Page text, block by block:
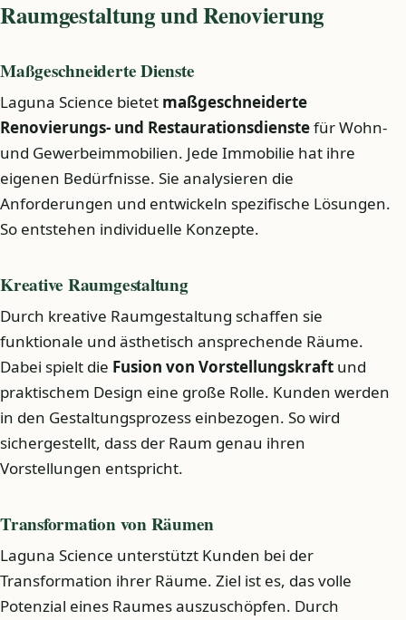
Raumgestaltung und Renovierung
Maßgeschneiderte Dienste
Laguna Science bietet maßgeschneiderte
Renovierungs- und Restaurationsdienstefür Wohn-
und Gewerbeimmobilien. Jede Immobilie hat ihre
eigenen Bedürfnisse. Sie analysieren die
Anforderungen und entwickeln spezifische Lösungen.
So entstehen individuelle Konzepte.
Kreative Raumgestaltung
Durch kreative Raumgestaltung schaffen sie
funktionale und ästhetisch ansprechende Räume.
Dabei spielt die Fusion von Vorstellungskraft und
praktischem Design eine große Rolle. Kunden werden
in den Gestaltungsprozess einbezogen. So wird
sichergestellt, dass der Raum genau ihren
Vorstellungen entspricht.
Transformation von Räumen
Laguna Science unterstützt Kunden bei der
Transformation ihrer Räume. Ziel ist es, das volle
Potenzial eines Raumes auszuschöpfen. Durch